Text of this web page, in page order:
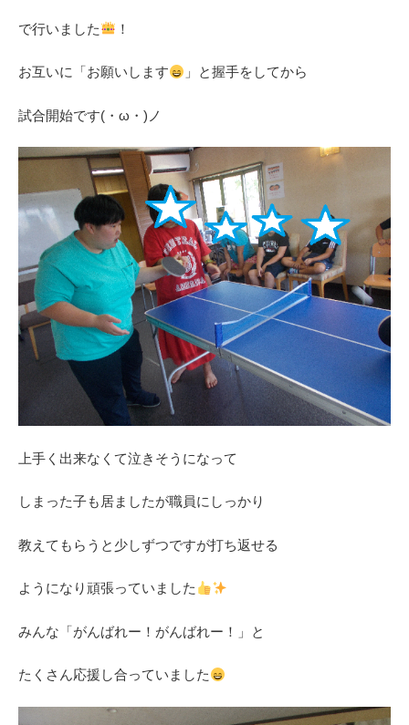
で行いました ！
お互いに「お願いします 」と握手をしてから
試合開始です(・ω・)ノ
上手く出来なくて泣きそうになって
しまった子も居ましたが職員にしっかり
教えてもらうと少しずつですが打ち返せる
ようになり頑張っていました
みんな「がんばれー！がんばれー！」と
たくさん応援し合っていました